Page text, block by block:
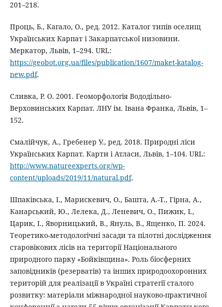
201–218.
Проць, Б., Кагало, О., ред. 2012. Каталог типів оселищ
Українських Карпат і Закарпатської низовини.
Меркатор, Львів, 1–294. URL:
https://geobot.org.ua/files/publication/1607/maket-katalog-
new.pdf.
Сливка, Р. О. 2001. Геоморфологія Вододільно-
Верховинських Карпат. ЛНУ ім. Івана Франка, Львів, 1–
152.
Смалійчук, А., Гребенер У., ред. 2018. Природні ліси
Українських Карпат. Карти і Атласи, Львів, 1–104. URL:
http://www.natureexperts.org/wp-
content/uploads/2019/11/natural.pdf.
Шпаківська, І., Марискевич, О., Башта, А.-Т., Гірна, А.,
Канарський, Ю., Лелека, Д., Леневич, О., Пижик, І.,
Царик, І., Яворницький, В., Януль, В., Ященко, П. 2024.
Теоретико-методологічні засади та пілотні дослідження
старовікових лісів на території Національного
природного парку «Бойківщина». Роль біосферних
заповідників (резерватів) та інших природоохоронних
територій для реалізації в Україні стратегії сталого
розвитку: матеріали міжнародної науково-практичної